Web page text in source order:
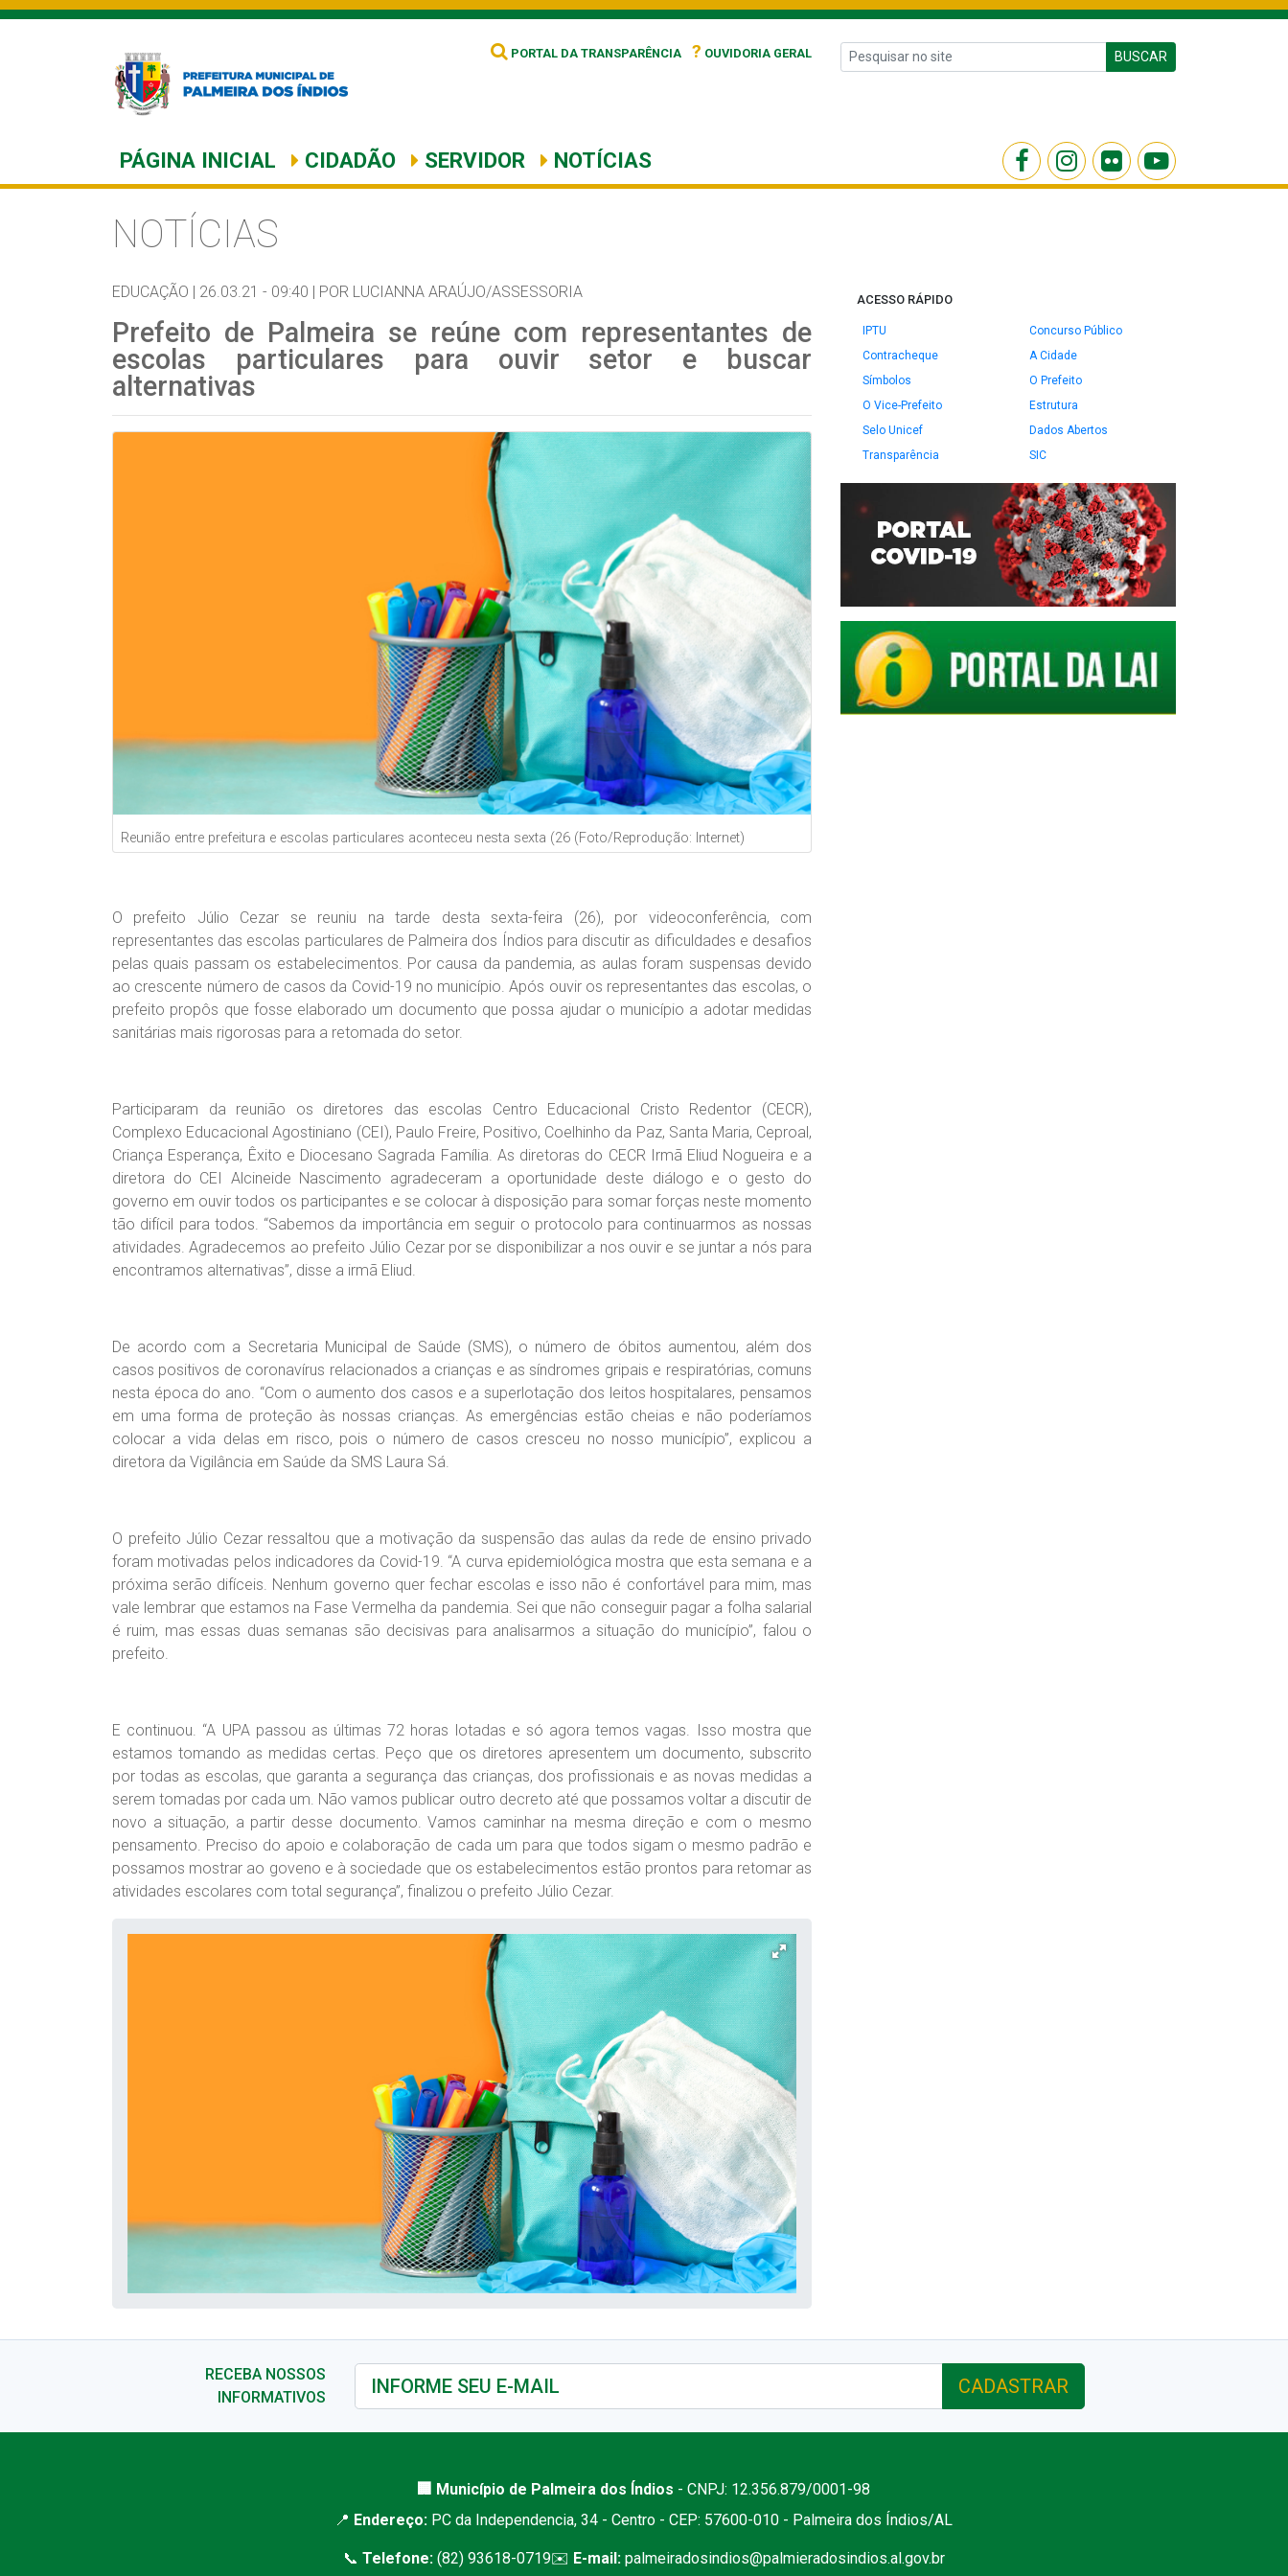
PORTAL DA TRANSPARÊNCIA ? OUVIDORIA GERAL BUSCAR
PÁGINA INICIAL CIDADÃO SERVIDOR NOTÍCIAS
NOTÍCIAS
EDUCAÇÃO | 26.03.21 - 09:40 | POR LUCIANNA ARAÚJO/ASSESSORIA
Prefeito de Palmeira se reúne com representantes de
escolas particulares para ouvir setor e buscar
alternativas
Reunião entre prefeitura e escolas particulares aconteceu nesta sexta (26 (Foto/Reprodução: Internet)
O prefeito Júlio Cezar se reuniu na tarde desta sexta-feira (26), por videoconferência, com
representantes das escolas particulares de Palmeira dos Índios para discutir as dificuldades e desafios
pelas quais passam os estabelecimentos. Por causa da pandemia, as aulas foram suspensas devido
ao crescente número de casos da Covid-19 no município. Após ouvir os representantes das escolas, o
prefeito propôs que fosse elaborado um documento que possa ajudar o município a adotar medidas
sanitárias mais rigorosas para a retomada do setor.
Participaram da reunião os diretores das escolas Centro Educacional Cristo Redentor (CECR),
Complexo Educacional Agostiniano (CEI), Paulo Freire, Positivo, Coelhinho da Paz, Santa Maria, Ceproal,
Criança Esperança, Êxito e Diocesano Sagrada Família. As diretoras do CECR Irmã Eliud Nogueira e a
diretora do CEI Alcineide Nascimento agradeceram a oportunidade deste diálogo e o gesto do
governo em ouvir todos os participantes e se colocar à disposição para somar forças neste momento
tão difícil para todos. “Sabemos da importância em seguir o protocolo para continuarmos as nossas
atividades. Agradecemos ao prefeito Júlio Cezar por se disponibilizar a nos ouvir e se juntar a nós para
encontramos alternativas”, disse a irmã Eliud.
De acordo com a Secretaria Municipal de Saúde (SMS), o número de óbitos aumentou, além dos
casos positivos de coronavírus relacionados a crianças e as síndromes gripais e respiratórias, comuns
nesta época do ano. “Com o aumento dos casos e a superlotação dos leitos hospitalares, pensamos
em uma forma de proteção às nossas crianças. As emergências estão cheias e não poderíamos
colocar a vida delas em risco, pois o número de casos cresceu no nosso município”, explicou a
diretora da Vigilância em Saúde da SMS Laura Sá.
O prefeito Júlio Cezar ressaltou que a motivação da suspensão das aulas da rede de ensino privado
foram motivadas pelos indicadores da Covid-19. “A curva epidemiológica mostra que esta semana e a
próxima serão difíceis. Nenhum governo quer fechar escolas e isso não é confortável para mim, mas
vale lembrar que estamos na Fase Vermelha da pandemia. Sei que não conseguir pagar a folha salarial
é ruim, mas essas duas semanas são decisivas para analisarmos a situação do município”, falou o
prefeito.
E continuou. “A UPA passou as últimas 72 horas lotadas e só agora temos vagas. Isso mostra que
estamos tomando as medidas certas. Peço que os diretores apresentem um documento, subscrito
por todas as escolas, que garanta a segurança das crianças, dos profissionais e as novas medidas a
serem tomadas por cada um. Não vamos publicar outro decreto até que possamos voltar a discutir de
novo a situação, a partir desse documento. Vamos caminhar na mesma direção e com o mesmo
pensamento. Preciso do apoio e colaboração de cada um para que todos sigam o mesmo padrão e
possamos mostrar ao goveno e à sociedade que os estabelecimentos estão prontos para retomar as
atividades escolares com total segurança”, finalizou o prefeito Júlio Cezar.
ACESSO RÁPIDO
IPTU
Concurso Público
Contracheque
A Cidade
Símbolos
O Prefeito
O Vice-Prefeito
Estrutura
Selo Unicef
Dados Abertos
Transparência
SIC
RECEBA NOSSOS
INFORMATIVOS
CADASTRAR
🏢 Município de Palmeira dos Índios - CNPJ: 12.356.879/0001-98
📍 Endereço: PC da Independencia, 34 - Centro - CEP: 57600-010 - Palmeira dos Índios/AL
📞 Telefone:(82) 93618-0719✉️ E-mail: palmeiradosindios@palmieradosindios.al.gov.br